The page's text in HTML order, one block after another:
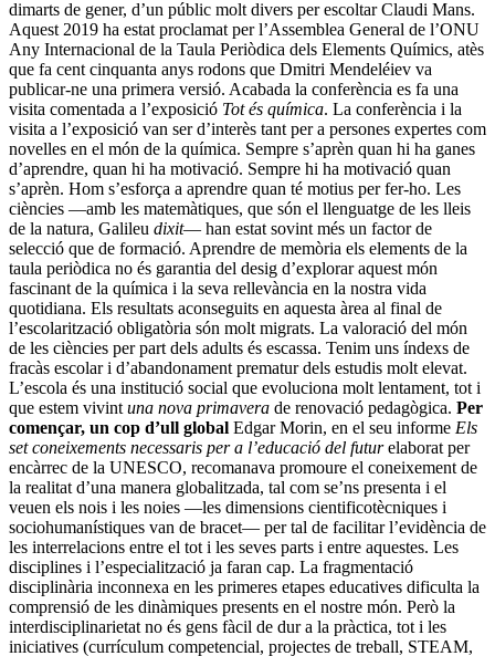
dimarts de gener, d’un públic molt divers per escoltar Claudi Mans.
Aquest 2019 ha estat pro­clamat per l’Assemblea General de l’ONU
Any Internacional de la Taula Periòdica dels Elements Químics, atès
que fa cent cin­quanta anys rodons que Dmitri Mendeléiev va
publicar-ne una primera versió. Acabada la conferència es fa una
visita comentada a l’exposició Tot és química. La conferència i la
visita a l’exposició van ser d’interès tant per a persones expertes com
novelles en el món de la química. Sempre s’aprèn quan hi ha ganes
d’apren­dre, quan hi ha motivació. Sempre hi ha motivació quan
s’aprèn. Hom s’esforça a aprendre quan té motius per fer-ho. Les
ciències —amb les matemàtiques, que són el llenguatge de les lleis
de la natura, Galileu dixit— han estat sovint més un factor de
selecció que de formació. Aprendre de memòria els elements de la
taula periòdica no és garantia del desig d’explorar aquest món
fascinant de la química i la seva rellevància en la nostra vida
quotidiana. Els resultats aconseguits en aquesta àrea al final de
l’escolarització obligatòria són molt migrats. La valoració del món
de les ciències per part dels adults és escassa. Tenim uns índexs de
fracàs escolar i d’abandonament prematur dels estudis molt elevat.
L’escola és una insti­tució social que evoluciona molt lentament, tot i
que estem vivint una nova primavera de renovació pedagògica. Per
començar, un cop d’ull global Edgar Morin, en el seu informe Els
set co­neixements necessaris per a l’educació del futurelaborat per
encàrrec de la UNESCO, recomanava promoure el coneixement de
la realitat d’una manera globalitzada, tal com se’ns presenta i el
veuen els nois i les noies —les dimensions cientificotècniques i
sociohumanístiques van de bracet— per tal de facilitar l’evidència de
les interrelacions entre el tot i les seves parts i entre aquestes. Les
disciplines i l’especialització ja faran cap. La fragmentació
disciplinària incon­nexa en les primeres etapes educatives dificulta la
comprensió de les dinàmiques presents en el nostre món. Però la
inter­disciplinarietat no és gens fàcil de dur a la pràctica, tot i les
iniciatives (currículum competencial, projectes de treball, STEAM,